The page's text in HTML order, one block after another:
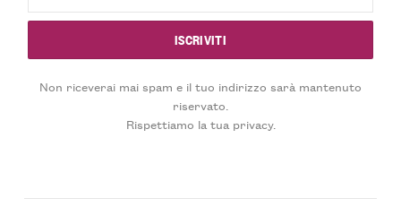
Non riceverai mai spam e il tuo indirizzo sarà mantenuto
riservato.
Rispettiamo la tua privacy.